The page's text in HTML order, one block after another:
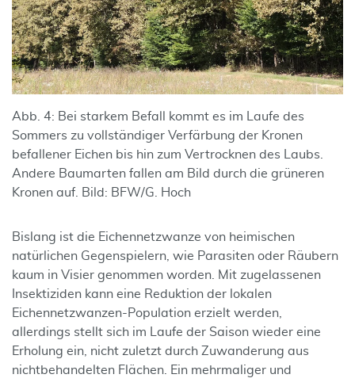
Abb. 4: Bei starkem Befall kommt es im Laufe des
Sommers zu vollständiger Verfärbung der Kronen
befallener Eichen bis hin zum Vertrocknen des Laubs.
Andere Baumarten fallen am Bild durch die grüneren
Kronen auf. Bild: BFW/G. Hoch
Bislang ist die Eichennetzwanze von heimischen
natürlichen Gegenspielern, wie Parasiten oder Räubern
kaum in Visier genommen worden. Mit zugelassenen
Insektiziden kann eine Reduktion der lokalen
Eichennetzwanzen-Population erzielt werden,
allerdings stellt sich im Laufe der Saison wieder eine
Erholung ein, nicht zuletzt durch Zuwanderung aus
nichtbehandelten Flächen. Ein mehrmaliger und